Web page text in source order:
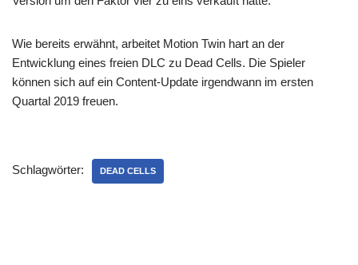
Wie bereits erwähnt, arbeitet Motion Twin hart an der
Entwicklung eines freien DLC zu Dead Cells. Die Spieler
können sich auf ein Content-Update irgendwann im ersten
Quartal 2019 freuen.
Schlagwörter: DEAD CELLS